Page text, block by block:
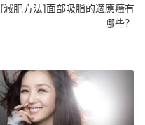
[減肥方法]面部吸脂的適應癥有
哪些？